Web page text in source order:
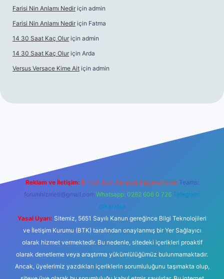
Farisi Nin Anlamı Nedir için admin
Farisi Nin Anlamı Nedir için Fatma
14 30 Saat Kaç Olur için admin
14 30 Saat Kaç Olur için Arda
Versus Versace Kime Ait için admin
Reklam ve İletişim: E-mail: backlinkpaneli@gmail.com Teams:
forumhizmeti@gmail.com Whatsapp: 0262 606 0 726 Telegram:
@karabul
Yasal Uyarı: Sitemiz, 5651 Sayılı Kanun gereğince Bilgi Teknolojileri
ve İletişim Kurumu (BTK) tarafından onaylanmış bir Yer Sağlayıcı
olarak hizmet vermektedir. Bu nedenle, sitedeki içerikleri proaktif
olarak denetleme veya araştırma yükümlülüğümüz bulunmamaktadır.
Ancak, üyelerimiz yazdıkları içeriklerin sorumluluğunu taşımakta olup,